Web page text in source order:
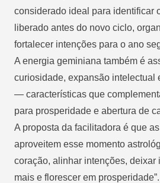
considerado ideal para identificar
liberado antes do novo ciclo,
fortalecer intenções para o ano
A energia geminiana também é
curiosidade, expansão intelectual
— características que
para prosperidade e abertura de
A proposta da facilitadora é que
aproveitem esse momento
coração, alinhar intenções, deixar
mais e florescer em prosperidade”.